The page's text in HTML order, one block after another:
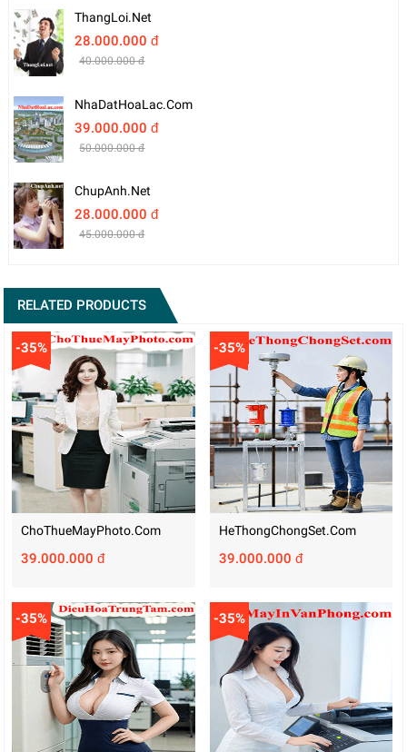
ThangLoi.net
28.000.000 đ
40.000.000 đ
NhaDatHoaLac.com
39.000.000 đ
50.000.000 đ
ChupAnh.net
28.000.000 đ
45.000.000 đ
RELATED PRODUCTS
-35%
ChoThueMayPhoto.com
39.000.000 đ
-35%
HeThongChongSet.com
39.000.000 đ
-35% -35%